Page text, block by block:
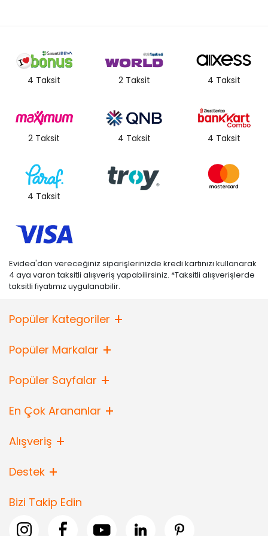
4 Taksit 2 Taksit 4 Taksit
2 Taksit 4 Taksit 4 Taksit
4 Taksit
Evidea'dan vereceğiniz siparişlerinizde kredi kartınızı kullanarak
4 aya varan taksitli alışveriş yapabilirsiniz. *Taksitli alışverişlerde
taksitli fiyatımız uygulanabilir.
Popüler Kategoriler
Popüler Markalar
Popüler Sayfalar
En Çok Arananlar
Alışveriş
Destek
Bizi Takip Edin